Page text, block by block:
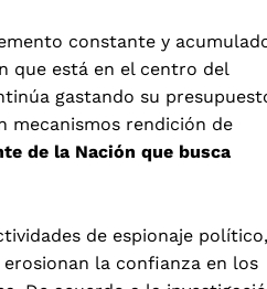
constante y
que está en el centro del
gastando su
mecanismos rendición de
de la Nación que busca
de espionaje político,
la confianza en los